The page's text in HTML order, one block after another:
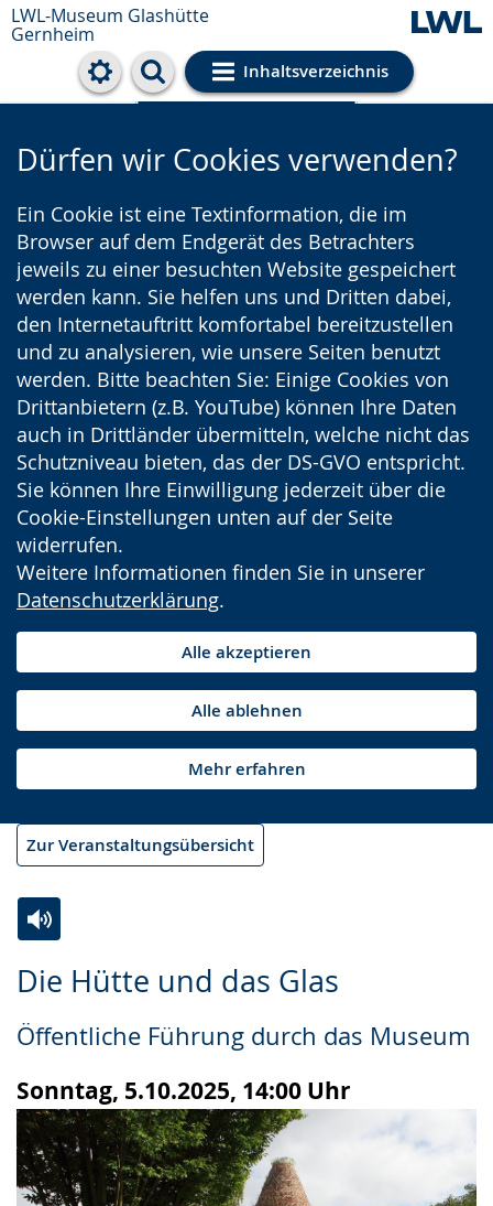
LWL-Museum Glashütte
Gernheim
Inhaltsverzeichnis
Cookie-Einstellungen
Dürfen wir Cookies verwenden?
Ein Cookie ist eine Textinformation, die im
Browser auf dem Endgerät des Betrachters
jeweils zu einer besuchten Website gespeichert
werden kann. Sie helfen uns und Dritten dabei,
den Internetauftritt komfortabel bereitzustellen
und zu analysieren, wie unsere Seiten benutzt
werden. Bitte beachten Sie: Einige Cookies von
Drittanbietern (z.B. YouTube) können Ihre Daten
auch in Drittländer übermitteln, welche nicht das
Schutzniveau bieten, das der DS-GVO entspricht.
Sie können Ihre Einwilligung jederzeit über die
Cookie-Einstellungen unten auf der Seite
widerrufen.
Weitere Informationen finden Sie in unserer
Datenschutzerklärung.
Alle akzeptieren
Alle ablehnen
Mehr erfahren
Zur Veranstaltungsübersicht
Die Hütte und das Glas
Öffentliche Führung durch das Museum
Sonntag, 5.10.2025, 14:00 Uhr
Leichten
Sprache
wechseln.
Audio-
Unterstützung.
Video
in
Deutscher
Gebärdensprache
wird
angezeigt.